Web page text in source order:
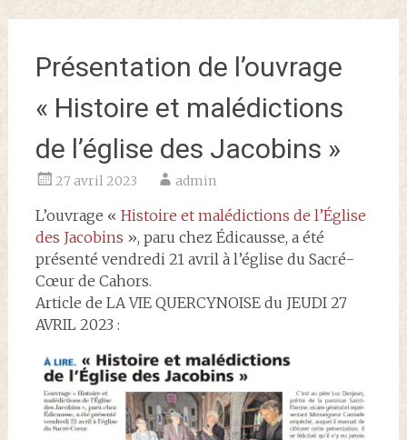
Présentation de l’ouvrage
« Histoire et malédictions
de l’église des Jacobins »
27 avril 2023 admin
L’ouvrage « Histoire et malédictions de l’Église
des Jacobins », paru chez Édicausse, a été
présenté vendredi 21 avril à l’église du Sacré-
Cœur de Cahors.
Article de LA VIE QUERCYNOISE du JEUDI 27
AVRIL 2023 :